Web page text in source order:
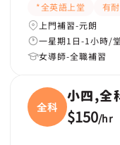
*全英語上堂 有
上門補習-元朗
一星期1日-1小時/
女導師-全職補習
全科
小四,全
$150/hr